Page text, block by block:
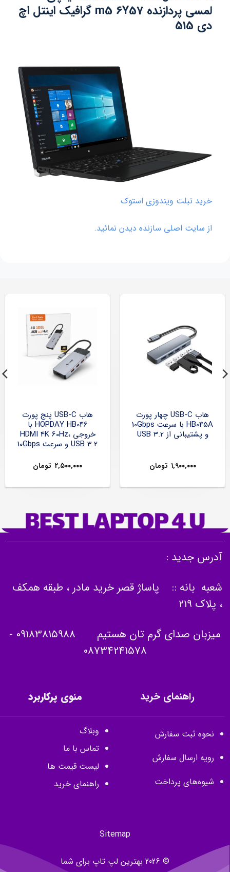
لمسی پردازنده m5 6Y57 گرافیک اینتل اچ
دی 515
خرید تبلت ویندوزی استوک
از سایت اصلی سازنده دیدن نمائید.
هاب USB-C چهار پورت
HB045A با سرعت 10Gbps
و پشتیبانی از USB 3.2
۱,۹۰۰,۰۰۰ تومان
هاب USB-C پنج پورت
HOPDAY HB046 با
خروجی HDMI 4K 60Hz،
USB 3.2 و سرعت 10Gbps
۲,۵۰۰,۰۰۰ تومان
آدرس جدید :
شعبه بانه :: پاساژ قصر خرید مادر ، طبقه همکف
، پلاک 219
میزبان صدای گرم تان هستیم 09183815988
-
08734241578
راهنمای خرید
نحوه ثبت سفارش
رویه ارسال سفارش
شیوه‌های پرداخت
منوی پرکاربرد
وبلاگ
تماس با ما
لیست قیمت ها
راهنمای خرید
Sitemap
© 2026 بهترین لپ تاپ برای شما